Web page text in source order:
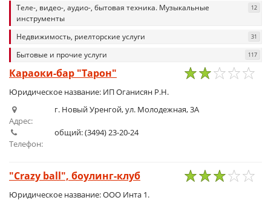
Теле-, видео-, аудио-, бытовая техника. Музыкальные
инструменты
12
Недвижимость, риелторские услуги 31
Бытовые и прочие услуги 117
Караоки-бар "Тарон"
Юридическое название: ИП Оганисян Р.Н.
Адрес:
г. Новый Уренгой, ул. Молодежная, 3А
Телефон:
общий: (3494) 23-20-24
"Crazy ball", боулинг-клуб
Юридическое название: ООО Инта 1.